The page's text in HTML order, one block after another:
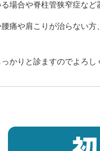
場合や脊柱管狭窄症など
痛や肩こりが治らない
かりと診ますのでよろし